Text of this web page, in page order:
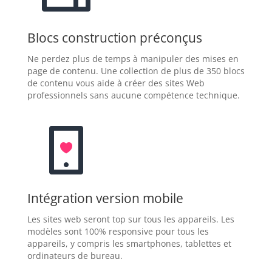
Blocs construction préconçus
Ne perdez plus de temps à manipuler des mises en
page de contenu. Une collection de plus de 350 blocs
de contenu vous aide à créer des sites Web
professionnels sans aucune compétence technique.
Intégration version mobile
Les sites web seront top sur tous les appareils. Les
modèles sont 100% responsive pour tous les
appareils, y compris les smartphones, tablettes et
ordinateurs de bureau.